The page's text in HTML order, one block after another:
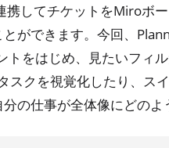
してチケットをMiroボ
ができます。今回、
をはじめ、見たいフィ
スクを視覚化したり、
の仕事が全体像にどのよ